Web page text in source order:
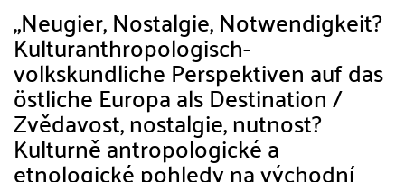
„Neugier, Nostalgie, Notwendigkeit?
Kulturanthropologisch-
volkskundliche Perspektiven auf das
östliche Europa als Destination /
Zvědavost, nostalgie, nutnost?
Kulturně antropologické a
etnologické pohledy na východní